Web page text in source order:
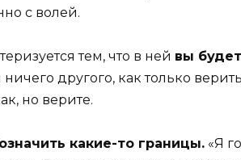
с волей.
тем, что в ней вы
ничего другого, как только
но верите.
какие-то границы. «Я